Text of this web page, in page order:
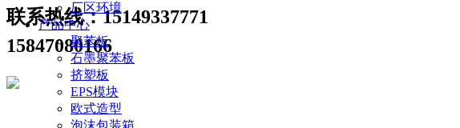
联系热线：15149337771
15847080166
厂区环境
产品中心
聚苯板
石墨聚苯板
挤塑板
EPS模块
欧式造型
泡沫包装箱